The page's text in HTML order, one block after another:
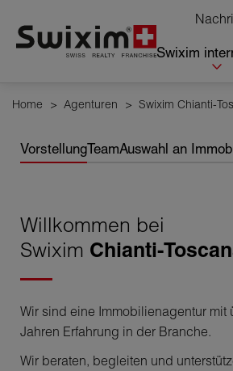
Swixim
Home > Agenturen > Swixim Chianti-
VorstellungTeamAuswahl an
Willkommen bei
Swixim Chianti-
Wir sind eine Immobilienagentur mit
Jahren Erfahrung in der Branche.
Wir beraten, begleiten und